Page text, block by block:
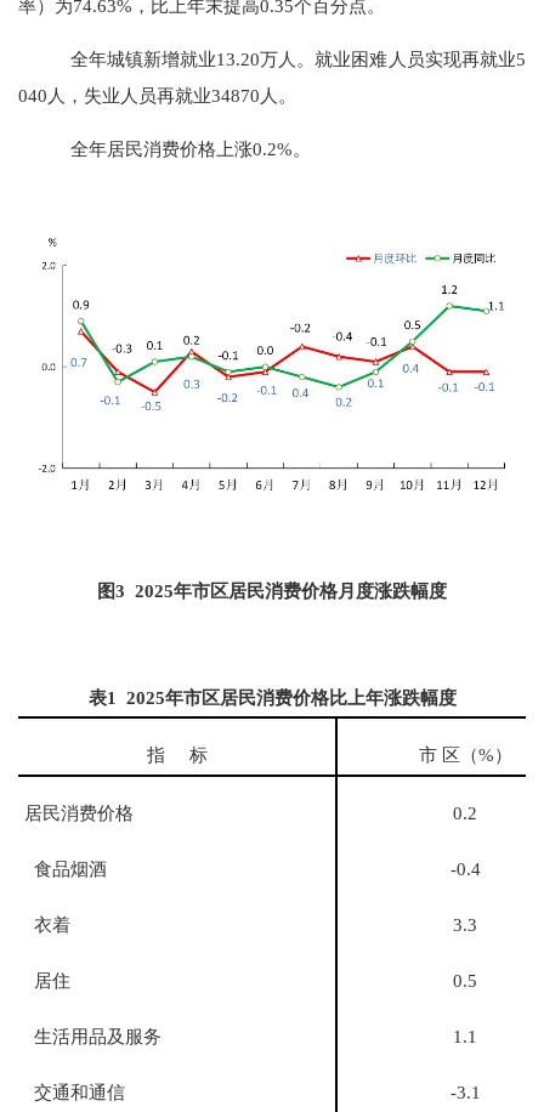
率）为74.63%，比上年末提高0.35个百分点。
全年城镇新增就业13.20万人。就业困难人员实现再就业5
040 人，失业人员再就业34870 人。
全年居民消费价格上涨0.2%。
图3 2025年市区居民消费价格月度涨跌幅度
表1 2025年市区居民消费价格比上年涨跌幅度
指 标 市 区（%）
居民消费价格 0.2
食品烟酒 -0.4
衣着 3.3
居住 0.5
生活用品及服务 1.1
交通和通信 -3.1